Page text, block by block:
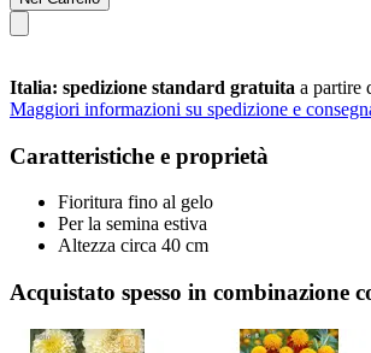
Italia: spedizione standard gratuita a partire
Maggiori informazioni su spedizione e
Caratteristiche e proprietà
Fioritura fino al gelo
Per la semina estiva
Altezza circa 40 cm
Acquistato spesso in combinazione